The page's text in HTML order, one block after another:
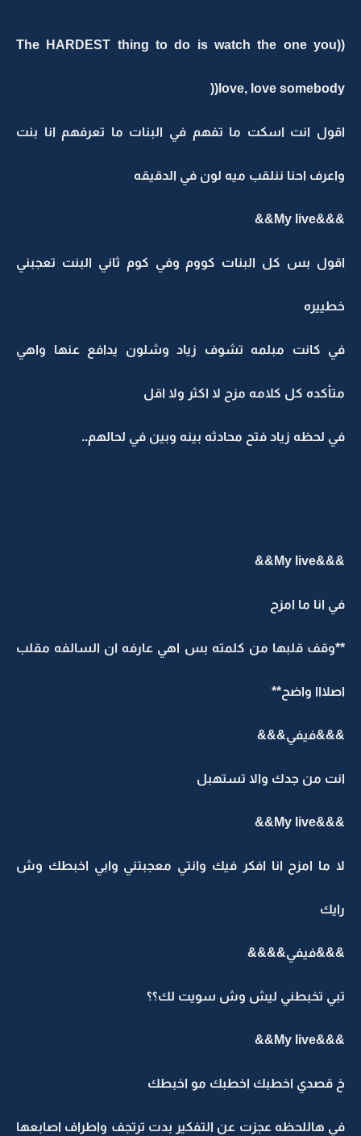
((The HARDEST thing to do is watch the one you
love, love somebody((
اقول انت اسكت ما تفهم في البنات ما تعرفهم انا بنت
واعرف احنا ننلقب ميه لون في الدقيقه
&&&My live&&
اقول بس كل البنات كووم وفي كوم ثاني البنت تعجبني
خطييره
في كانت مبلمه تشوف زياد وشلون يدافع عنها واهي
متأكده كل كلامه مزح لا اكثر ولا اقل
في لحظه زياد فتح محادثه بينه وبين في لحالهم..
&&&My live&&
في انا ما امزح
**وقف قلبها من كلمته بس اهي عارفه ان السالفه مقلب
اصلااا واضح**
&&&فيفي&&&
انت من جدك والا تستهبل
&&&My live&&
لا ما امزح انا افكر فيك وانتي معجبتني وابي اخبطك وش
رايك
&&&فيفي&&&&
تبي تخبطني ليش وش سويت لك؟؟
&&&My live&&
خ قصدي اخطبك اخطبك مو اخبطك
في هاللحظه عجزت عن التفكير بدت ترتجف واطراف اصابعها